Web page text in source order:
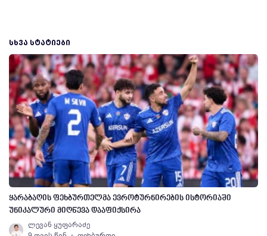
ᲡᲮᲕᲐ ᲡᲢᲐᲢᲘᲔᲑᲘ
ყარაბაღის ფეხბურთელმა ევროტურნირების ისტორიაში
უნიკალური მიღწევა დააფიქსირა
ლევან ყუფარაძე